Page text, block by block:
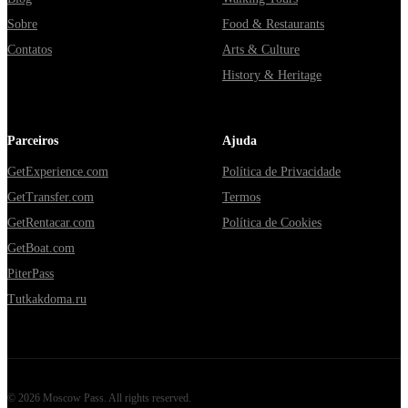
Sobre
Contatos
Food & Restaurants
Arts & Culture
History & Heritage
Parceiros
GetExperience.com
GetTransfer.com
GetRentacar.com
GetBoat.com
PiterPass
Tutkakdoma.ru
Ajuda
Política de Privacidade
Termos
Política de Cookies
© 2026 Moscow Pass . All rights reserved.